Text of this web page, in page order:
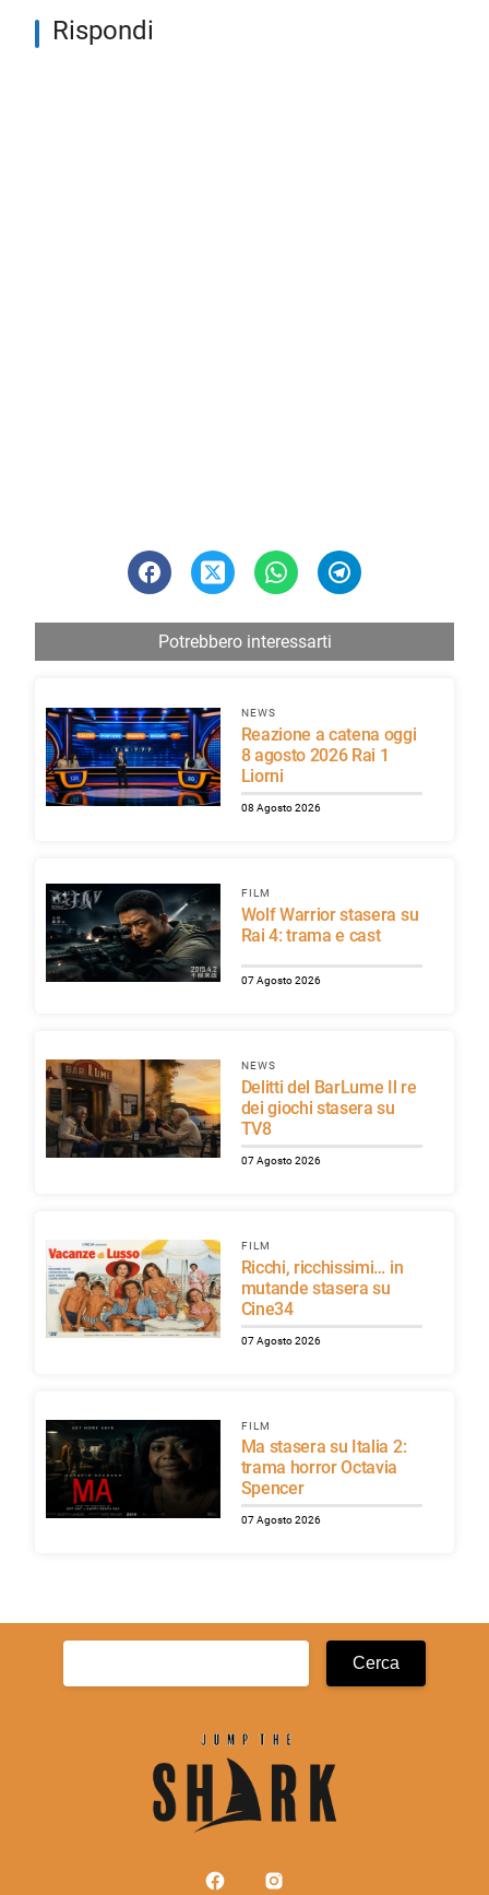
Rispondi
Potrebbero interessarti
NEWS
Reazione a catena oggi
8 agosto 2026 Rai 1
Liorni
08 Agosto 2026
FILM
Wolf Warrior stasera su
Rai 4: trama e cast
07 Agosto 2026
NEWS
Delitti del BarLume Il re
dei giochi stasera su
TV8
07 Agosto 2026
FILM
Ricchi, ricchissimi… in
mutande stasera su
Cine34
07 Agosto 2026
FILM
Ma stasera su Italia 2:
trama horror Octavia
Spencer
07 Agosto 2026